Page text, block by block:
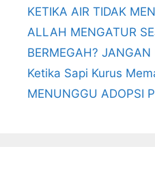
KETIKA AIR TIDAK
ALLAH MENGATUR
BERMEGAH? JANGAN
Ketika Sapi Kurus
MENUNGGU ADOPSI